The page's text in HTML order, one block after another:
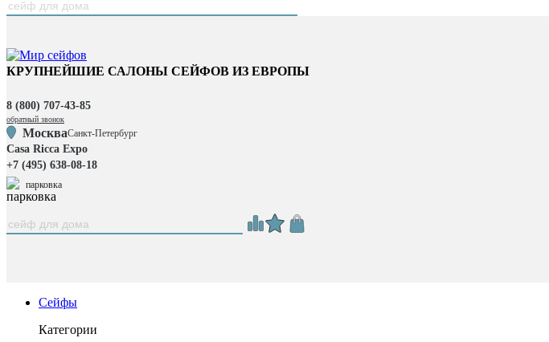
КРУПНЕЙШИЕ САЛОНЫ СЕЙФОВ ИЗ ЕВРОПЫ
8 (800) 707-43-85
обратный звонок
МоскваСанкт-Петербург
Casa Ricca Expo
+7 (495) 638-08-18
парковка
Сейфы
Категории